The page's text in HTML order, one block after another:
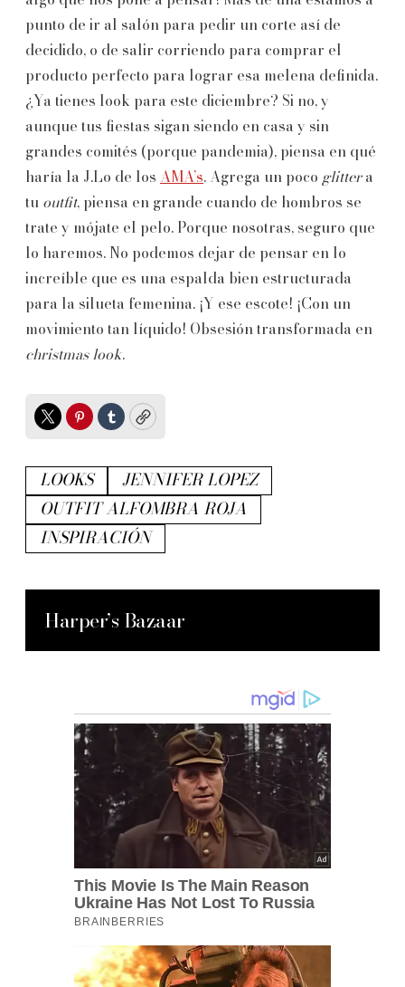
punto de ir al salón para pedir un corte así de
decidido, o de salir corriendo para comprar el
producto perfecto para lograr esa melena definida.
¿Ya tienes look para este diciembre? Si no, y
aunque tus fiestas sigan siendo en casa y sin
grandes comités (porque pandemia), piensa en qué
haría la J.Lo de los AMA’s. Agrega un poco glittera
tu outfit, piensa en grande cuando de hombros se
trate y mójate el pelo. Porque nosotras, seguro que
lo haremos. No podemos dejar de pensar en lo
increíble que es una espalda bien estructurada
para la silueta femenina. ¡Y ese escote! ¡Con un
movimiento tan líquido! Obsesión transformada en
christmas look.
TwitterPinterest
TumblrCopy
LOOKS
JENNIFER LOPEZ
OUTFIT ALFOMBRA ROJA
INSPIRACIÓN
Harper’s Bazaar